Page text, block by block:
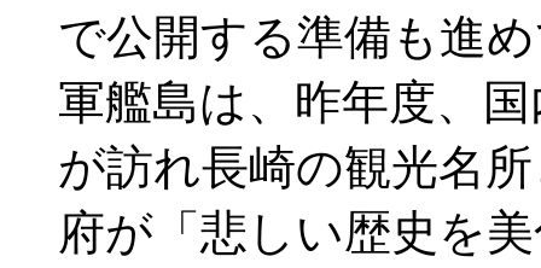
で公開する準備も進
軍艦島は、昨年度、
が訪れ長崎の観光名
府が「悲しい歴史を